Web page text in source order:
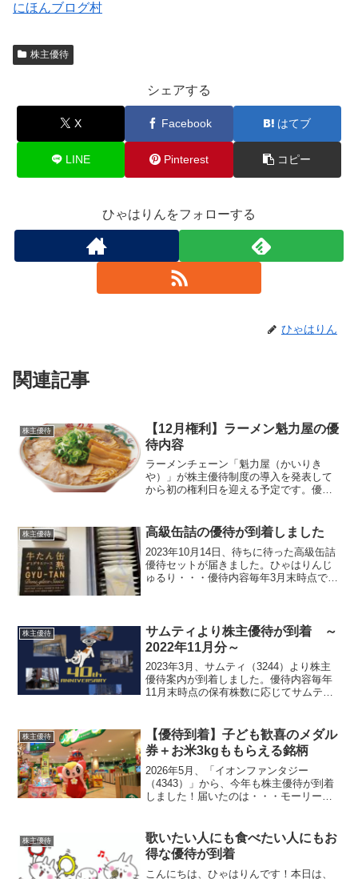
にほんブログ村
株主優待
シェアする
X Facebook はてブ
LINE Pinterest コピー
ひゃはりんをフォローする
ひゃはりん
関連記事
株主優待
【12月権利】ラーメン魁力屋の優
待内容
ラーメンチェーン「魁力屋（かいりき
や）」が株主優待制度の導入を発表して
から初の権利日を迎える予定です。優待
優待券（電子チケット）1枚ひゃはりん期
待していたよ...
株主優待 高級缶詰の優待が到着しました
2023年10月14日、待ちに待った高級缶詰
優待セットが届きました。ひゃはりんじ
ゅるり・・・優待内容毎年3月末時点で一
せ...
株主優待
サムティより株主優待が到着 ～
2022年11月分～
2023年3月、サムティ（3244）より株主
優待案内が到着しました。優待内容毎年
11月末時点の保有株数に応じてサムティ
株～300 株未満1枚300 株～600 株...
株主優待
【優待到着】子ども歓喜のメダル
券＋お米3kgももらえる銘柄
2026年5月、「イオンファンタジー
（4343）」から、今年も株主優待が到着
しました！届いたのは・・・モーリーフ
（写真は2名義分）またメダルゲームでき
るの！？よか...
株主優待
歌いたい人にも食べたい人にもお
得な優待が到着
こんにちは、ひゃはりんです！本日は、